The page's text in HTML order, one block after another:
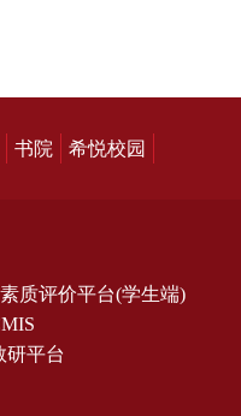
书院 希悦校园
质评价平台(学生端)
研平台